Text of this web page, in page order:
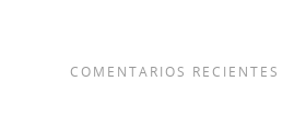
COMENTARIOS RECIENTES